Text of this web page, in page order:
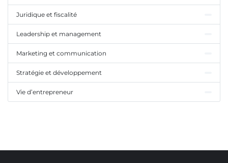
Juridique et fiscalité
Leadership et management
Marketing et communication
Stratégie et développement
Vie d’entrepreneur